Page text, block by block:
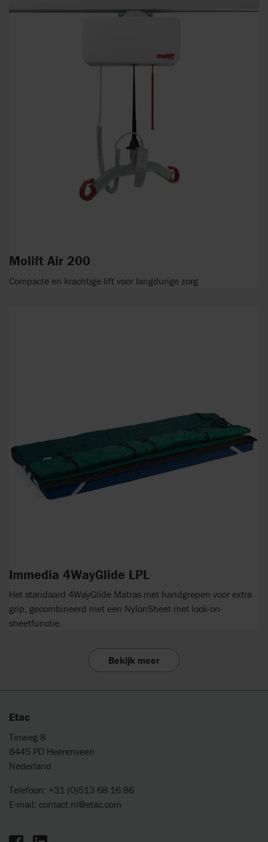
Molift Air 200
Compacte en krachtige lift voor langdurige zorg
Immedia 4WayGlide LPL
Het standaard 4WayGlide Matras met handgrepen voor extra
grip, gecombineerd met een NylonSheet met lock-on-
sheetfunctie.
Bekijk meer
Etac
Tinweg 8
8445 PD Heerenveen
Nederland
Telefoon: +31 (0)513 68 16 86
E-mail: contact.nl@etac.com